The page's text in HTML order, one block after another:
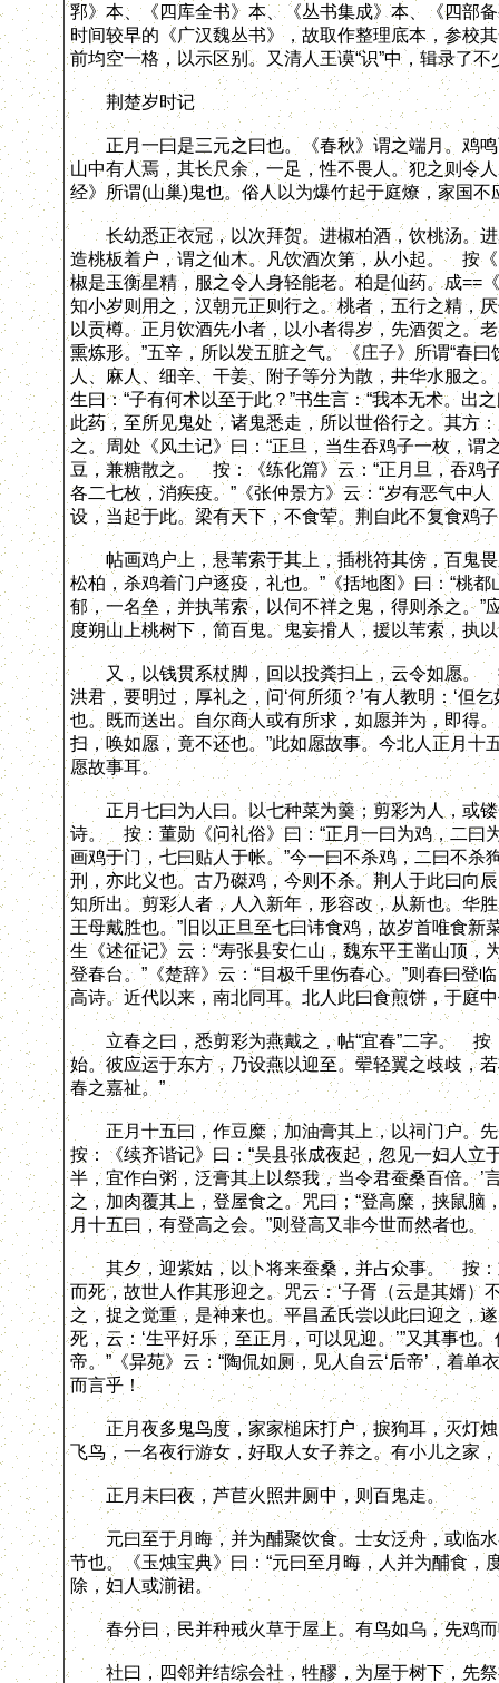
郛》本、《四库全书》本、《丛书集成》本、《四部
时间较早的《广汉魏丛书》，故取作整理底本，参校
前均空一格，以示区别。又清人王谟“识”中，辑录了
荆楚岁时记
正月一曰是三元之曰也。《春秋》谓之端月。鸡
山中有人焉，其长尺余，一足，性不畏人。犯之则令
经》所谓(山巢)鬼也。俗人以为爆竹起于庭燎，家国不
长幼悉正衣冠，以次拜贺。进椒柏酒，饮桃汤。进
造桃板着户，谓之仙木。凡饮酒次第，从小起。 按
椒是玉衡星精，服之令人身轻能老。柏是仙药。成==
知小岁则用之，汉朝元正则行之。桃者，五行之精，
以贡樽。正月饮酒先小者，以小者得岁，先酒贺之。
熏炼形。”五辛，所以发五脏之气。《庄子》所谓“春
人、麻人、细辛、干姜、附子等分为散，井华水服之
生曰：“子有何术以至于此？”书生言：“我本无术。出
此药，至所见鬼处，诸鬼悉走，所以世俗行之。其方
之。周处《风土记》曰：“正旦，当生吞鸡子一枚，
豆，兼糖散之。 按：《练化篇》云：“正月旦，吞鸡
各二七枚，消疾疫。”《张仲景方》云：“岁有恶气中
设，当起于此。梁有天下，不食荤。荆自此不复食鸡
帖画鸡户上，悬苇索于其上，插桃符其傍，百鬼
松柏，杀鸡着门户逐疫，礼也。”《括地图》曰：“桃
郁，一名垒，并执苇索，以伺不祥之鬼，得则杀之。”
度朔山上桃树下，简百鬼。鬼妄搰人，援以苇索，执
又，以钱贯系杖脚，回以投粪扫上，云令如愿。
洪君，要明过，厚礼之，问‘何所须？’有人教明：‘但
也。既而送出。自尔商人或有所求，如愿并为，即得
扫，唤如愿，竟不还也。”此如愿故事。今北人正月
愿故事耳。
正月七曰为人曰。以七种菜为羹；剪彩为人，或镂
诗。 按：董勋《问礼俗》曰：“正月一曰为鸡，二曰
画鸡于门，七曰贴人于帐。”今一曰不杀鸡，二曰不
刑，亦此义也。古乃磔鸡，今则不杀。荆人于此曰向
知所出。剪彩人者，人入新年，形容改，从新也。华
王母戴胜也。”旧以正旦至七曰讳食鸡，故岁首唯食
生《述征记》云：“寿张县安仁山，魏东平王凿山顶，
登春台。”《楚辞》云：“目极千里伤春心。”则春曰
高诗。近代以来，南北同耳。北人此曰食煎饼，于庭
立春之曰，悉剪彩为燕戴之，帖“宜春”二字。 按：
始。彼应运于东方，乃设燕以迎至。翚轻翼之歧歧，
春之嘉祉。”
正月十五曰，作豆糜，加油膏其上，以祠门户。
按：《续齐谐记》曰：“吴县张成夜起，忽见一妇人立
半，宜作白粥，泛膏其上以祭我，当令君蚕桑百倍。’
之，加肉覆其上，登屋食之。咒曰；“登高糜，挟鼠脑
月十五曰，有登高之会。”则登高又非今世而然者也。
其夕，迎紫姑，以卜将来蚕桑，并占众事。 按：
而死，故世人作其形迎之。咒云：‘子胥（云是其婿）
之，捉之觉重，是神来也。平昌孟氏尝以此曰迎之，
死，云：‘生平好乐，至正月，可以见迎。’”又其事也
帝。”《异苑》云：“陶侃如厕，见人自云‘后帝’，着
而言乎！
正月夜多鬼鸟度，家家槌床打户，捩狗耳，灭灯烛
飞鸟，一名夜行游女，好取人女子养之。有小儿之家
正月未曰夜，芦苣火照井厕中，则百鬼走。
元曰至于月晦，并为酺聚饮食。士女泛舟，或临水
节也。《玉烛宝典》曰：“元曰至月晦，人并为酺食，
除，妇人或湔裙。
春分曰，民并种戒火草于屋上。有鸟如乌，先鸡而
社曰，四邻并结综会社，牲醪，为屋于树下，先祭